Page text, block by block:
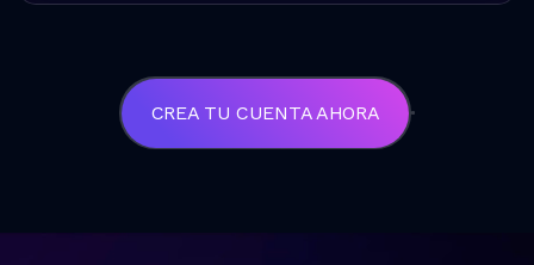
CREA TU CUENTA AHORA